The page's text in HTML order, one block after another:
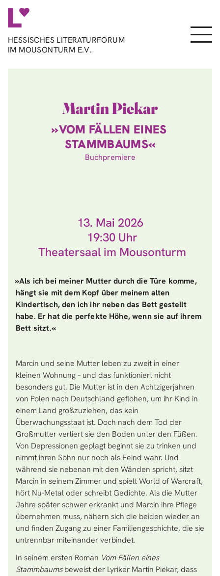
Direkt
Inhalt
HESSISCHES LITERATURFORUM
IM MOUSONTURM E.V.
Menu
Martin Piekar
»VOM FÄLLEN EINES
STAMMBAUMS«
Buchpremiere
13. Mai 2026
19:30
Theatersaal im Mousonturm
»Als ich bei meiner Mutter durch die Türe komme,
hängt sie mit dem Kopf über meinem alten
Kindertisch, den ich ihr neben das Bett gestellt
habe. Er hat die perfekte Höhe, wenn sie auf ihrem
Bett sitzt.«
Marcin und seine Mutter leben zu zweit in einer
kleinen Wohnung – und das funktioniert nicht
besonders gut. Die Mutter ist in den Achtzigerjahren
von Polen nach Deutschland geflohen, um ihr Kind in
einem Land großzuziehen, das kein
Überwachungsstaat ist. Doch nach dem Tod der
Großmutter verliert sie den Boden unter den Füßen.
Von Depressionen geplagt beginnt sie zu trinken und
nimmt ihren Sohn nur noch als Feind wahr. Und
während sie nebenan mit den Wänden spricht, sitzt
Marcin in seinem Zimmer und spielt World of Warcraft,
hört Nu-Metal oder schreibt Gedichte. Als die Mutter
Jahre später schwer erkrankt und Marcin ihre Pflege
übernehmen muss, nähern sich die beiden wieder an
und finden Zugang zu einer Familiengeschichte, die sie
untrennbar miteinander verbindet.
In seinem ersten Roman Vom Fällen eines
Stammbaumsbeweist der Lyriker Martin Piekar, dass